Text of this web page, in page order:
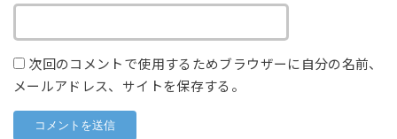
次回のコメントで使用するためブラウザーに自分の名前、
メールアドレス、サイトを保存する。